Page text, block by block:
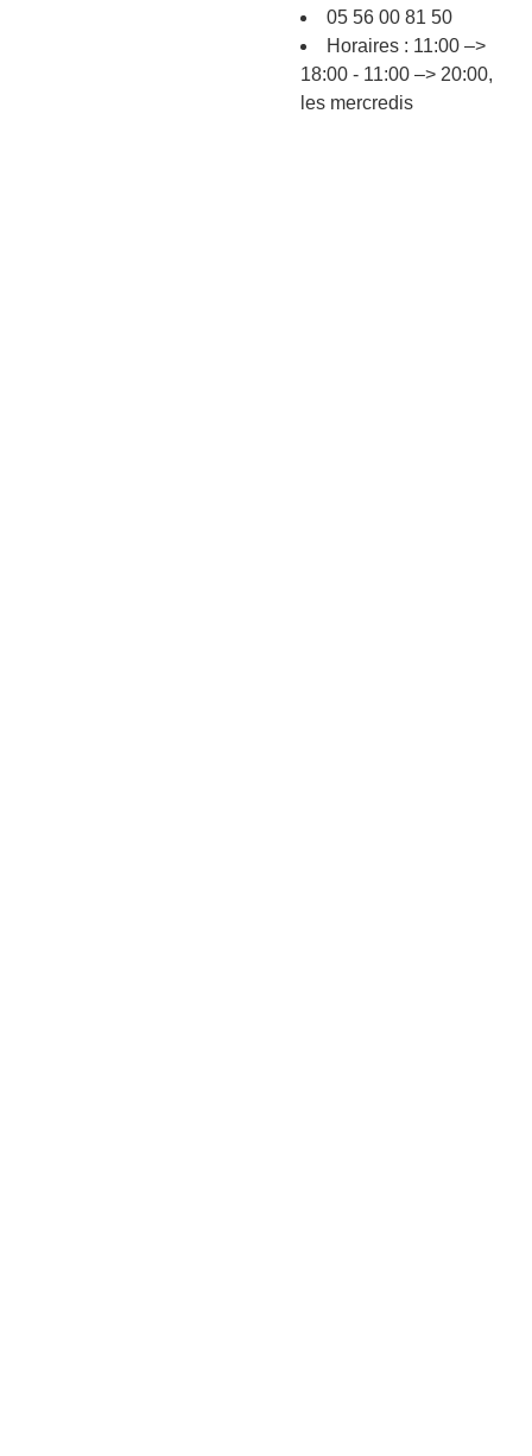
05 56 00 81 50
Horaires : 11:00 –>
18:00 - 11:00 –> 20:00,
les mercredis